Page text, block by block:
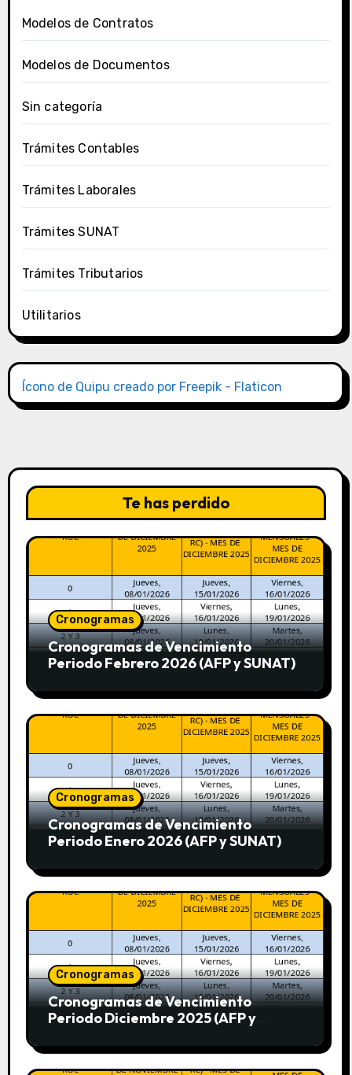
Modelos de Contratos
Modelos de Documentos
Sin categoría
Trámites Contables
Trámites Laborales
Trámites SUNAT
Trámites Tributarios
Utilitarios
Ícono de Quipu creado por Freepik - Flaticon
Te has perdido
Cronogramas
Cronogramas de Vencimiento
Periodo Febrero 2026 (AFP y SUNAT)
Cronogramas
Cronogramas de Vencimiento
Periodo Enero 2026 (AFP y SUNAT)
Cronogramas
Cronogramas de Vencimiento
Periodo Diciembre 2025 (AFP y